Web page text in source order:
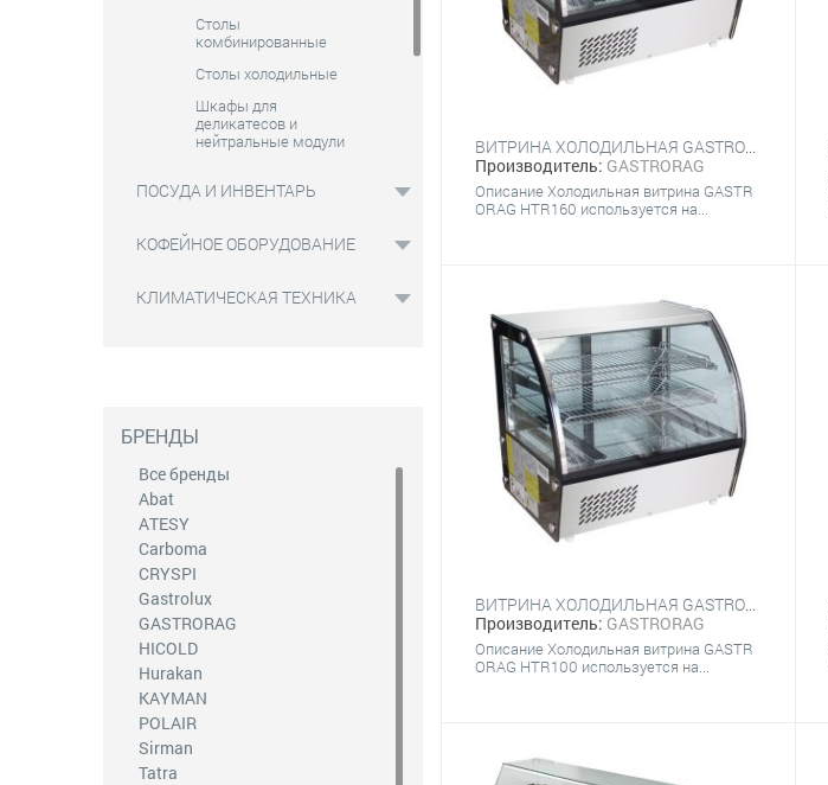
Столы
комбинированные
Столы холодильные
Шкафы для
деликатесов и
нейтральные модули
Шкафы шоковой
Оборудование для кафе-
Нейтральное
Фасовочно-упаковочное
Вентиляционное оборудование
Линии раздачи
Оборудование для
общественных санузлов
Чистящие и моющие средства
ПОСУДА И ИНВЕНТАРЬ
КОФЕЙНОЕ ОБОРУДОВАНИЕ
КЛИМАТИЧЕСКАЯ ТЕХНИКА
БРЕНДЫ
Все бренды
Abat
ATESY
Carboma
CRYSPI
Gastrolux
GASTRORAG
HICOLD
Hurakan
KAYMAN
POLAIR
Sirman
Tatra
ВИТРИНА ХОЛОДИЛЬНАЯ GASTRORAG HTR160
Производитель: GASTRORAG
Описание Холодильная витрина GASTR
ORAG HTR160 используется на...
ВИТРИНА ХОЛОДИЛЬНАЯ GASTRORAG HTR100
Производитель: GASTRORAG
Описание Холодильная витрина GASTR
ORAG HTR100 используется на...